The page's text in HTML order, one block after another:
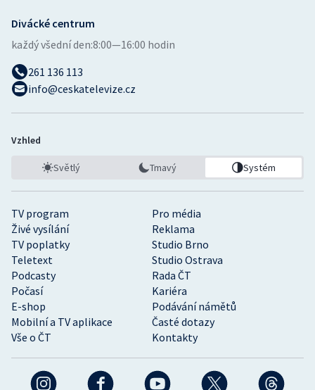
TV program
Pro média
Živé vysílání
Reklama
TV poplatky
Studio Brno
Teletext
Studio Ostrava
Podcasty
Rada ČT
Počasí
Kariéra
E-shop
Podávání námětů
Mobilní a TV aplikace
Časté dotazy
Vše o ČT
Kontakty
Divácké centrum
každý všední den:8:00—16:00 hodin
261 136 113
info@ceskatelevize.cz
Vzhled
Světlý Tmavý Systém